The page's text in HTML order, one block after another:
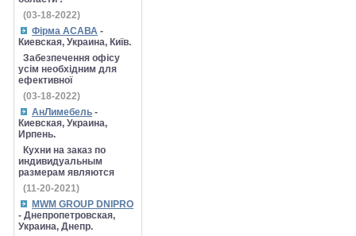
(03-18-2022)
Фірма АСАВА -
Киевская, Украина, Київ.
Забезпечення офісу
усім необхідним для
ефективної
(03-18-2022)
АнЛимебель -
Киевская, Украина,
Ирпень.
Кухни на заказ по
индивидуальным
размерам являются
(11-20-2021)
MWM GROUP DNIPRO
- Днепропетровская,
Украина, Днепр.